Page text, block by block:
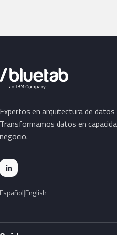
Expertos en arquitectura de datos
Transformamos datos en
negocio.
in
Español English